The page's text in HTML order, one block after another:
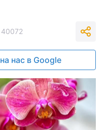
40072
нас в Google